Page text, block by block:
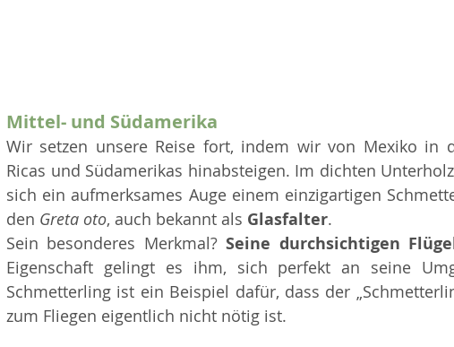
Mittel- und Südamerika
Wir setzen unsere Reise fort, indem wir von Mexiko in
Ricas und Südamerikas hinabsteigen. Im dichten
sich ein aufmerksames Auge einem einzigartigen
den Greta oto, auch bekannt als Glasfalter.
Sein besonderes Merkmal? Seine durchsichtigen
Eigenschaft gelingt es ihm, sich perfekt an seine
Schmetterling ist ein Beispiel dafür, dass der
zum Fliegen eigentlich nicht nötig ist.